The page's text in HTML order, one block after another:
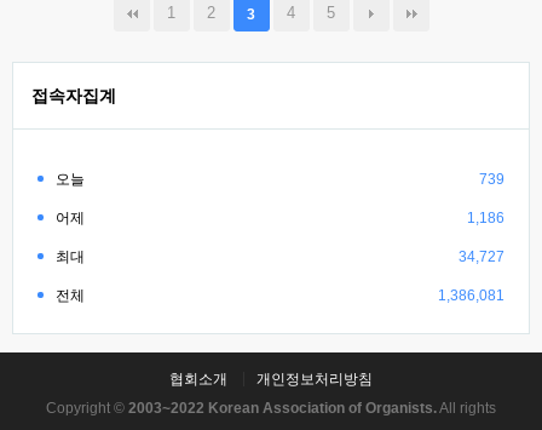
1 2 3 4 5
접속자집계
오늘 739
어제 1,186
최대 34,727
전체 1,386,081
협회소개
개인정보처리방침
Copyright © 2003~2022 Korean Association of Organists.All rights